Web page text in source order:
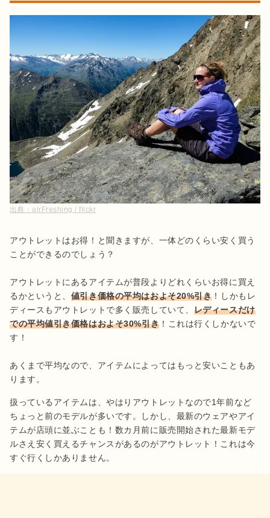
出典：airFreshing / flickr
アウトレットはお得！と聞きますが、一体どのくらい安く買う
ことができるのでしょう？
アウトレットにあるアイテムが普段よりどれくらいお得に買え
るかというと、 値引き価格の平均はおよそ20%引き ！しかもレ
ディースもアウトレットで多く販売していて、 レディースだけ
での平均値引き価格はおよそ30%引き ！これは行くしかないで
す！
あくまで平均なので、アイテムによってはもっと安いこともあ
ります。
扱っているアイテムは、やはりアウトレットなので1年前など
ちょっと前のモデルが多いです。しかし、最新のウェアやアイ
テムが店頭に並ぶことも！数カ月前に販売開始された最新モデ
ルさえ安く買えるチャンスがあるのがアウトレット！これは今
すぐ行くしかありません。